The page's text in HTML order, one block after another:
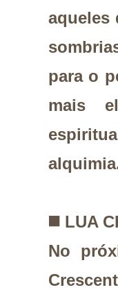
aqueles
para o
mais
◼️ LUA
No